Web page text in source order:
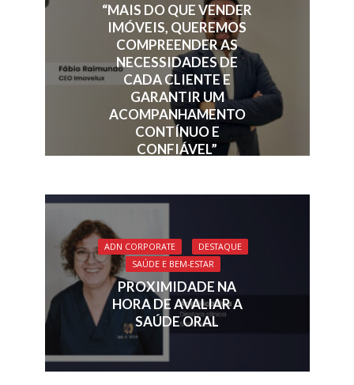
“MAIS DO QUE VENDER
IMÓVEIS, QUEREMOS
COMPREENDER AS
NECESSIDADES DE
CADA CLIENTE E
GARANTIR UM
ACOMPANHAMENTO
CONTÍNUO E
CONFIÁVEL”
ADN CORPORATE
DESTAQUE
SAÚDE E BEM-ESTAR
PROXIMIDADE NA
HORA DE AVALIAR A
SAÚDE ORAL